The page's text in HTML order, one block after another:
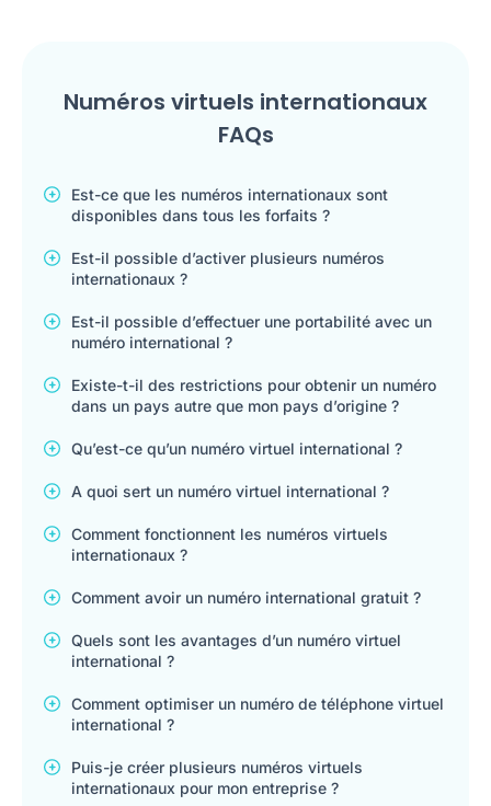
Numéros virtuels internationaux
FAQs
Est-ce que les numéros internationaux sont
disponibles dans tous les forfaits ?
Est-il possible d’activer plusieurs numéros
internationaux ?
Est-il possible d’effectuer une portabilité avec un
numéro international ?
Existe-t-il des restrictions pour obtenir un numéro
dans un pays autre que mon pays d’origine ?
Qu’est-ce qu’un numéro virtuel international ?
A quoi sert un numéro virtuel international ?
Comment fonctionnent les numéros virtuels
internationaux ?
Comment avoir un numéro international gratuit ?
Quels sont les avantages d’un numéro virtuel
international ?
Comment optimiser un numéro de téléphone virtuel
international ?
Puis-je créer plusieurs numéros virtuels
internationaux pour mon entreprise ?